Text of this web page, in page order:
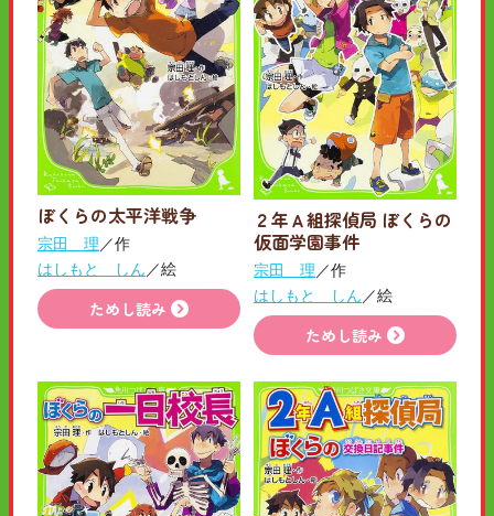
ぼくらの太平洋戦争
宗田 理 ／作
はしもと しん ／絵
ためし読み
２年Ａ組探偵局 ぼくらの
仮面学園事件
宗田 理 ／作
はしもと しん ／絵
ためし読み